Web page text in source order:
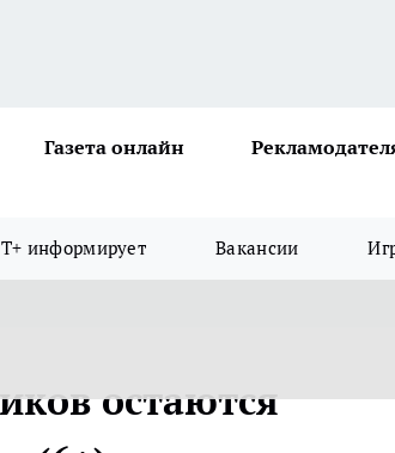
Газета онлайн
Т+ информирует Вакансии
остаются